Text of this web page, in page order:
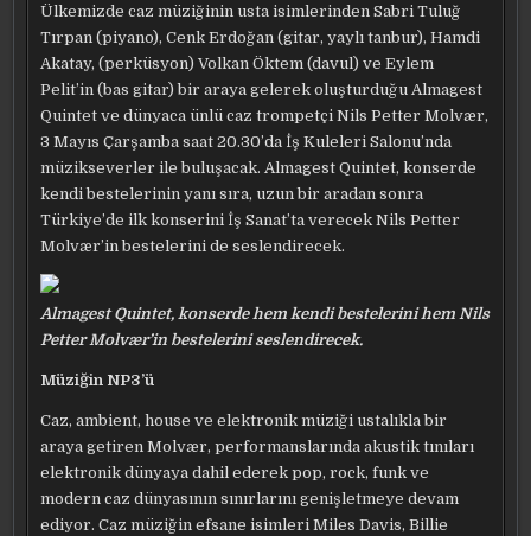
Ülkemizde caz müziğinin usta isimlerinden Sabri Tuluğ
Tırpan (piyano), Cenk Erdoğan (gitar, yaylı tanbur), Hamdi
Akatay, (perküsyon) Volkan Öktem (davul) ve Eylem
Pelit’in (bas gitar) bir araya gelerek oluşturduğu Almagest
Quintet ve dünyaca ünlü caz trompetçi Nils Petter Molvær,
3 Mayıs Çarşamba saat 20.30’da İş Kuleleri Salonu’nda
müzikseverler ile buluşacak. Almagest Quintet, konserde
kendi bestelerinin yanı sıra, uzun bir aradan sonra
Türkiye’de ilk konserini İş Sanat’ta verecek Nils Petter
Molvær’in bestelerini de seslendirecek.
Almagest Quintet, konserde hem kendi bestelerini hem Nils
Petter Molvær’in bestelerini seslendirecek.
Müziğin NP3’ü
Caz, ambient, house ve elektronik müziği ustalıkla bir
araya getiren Molvær, performanslarında akustik tınıları
elektronik dünyaya dahil ederek pop, rock, funk ve
modern caz dünyasının sınırlarını genişletmeye devam
ediyor. Caz müziğin efsane isimleri Miles Davis, Billie